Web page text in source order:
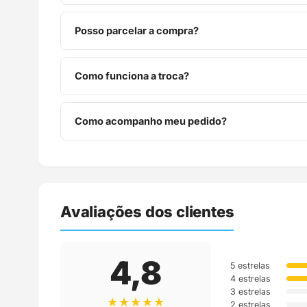
Posso parcelar a compra?
Sim, parcelamos em até 10x sem juros no cartão
Como funciona a troca?
Você tem 7 dias após o recebimento para solicitar
Como acompanho meu pedido?
Avaliações dos clientes
4,8
★★★★★
5 estrelas
4 estrelas
3 estrelas
2 estrelas